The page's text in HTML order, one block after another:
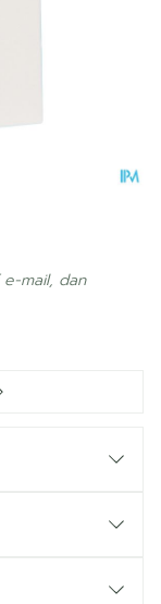
mail, dan